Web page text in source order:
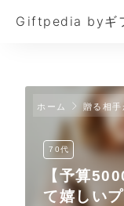
Giftpedia byギ
ホーム 贈る相
70代
【予算
て嬉しい